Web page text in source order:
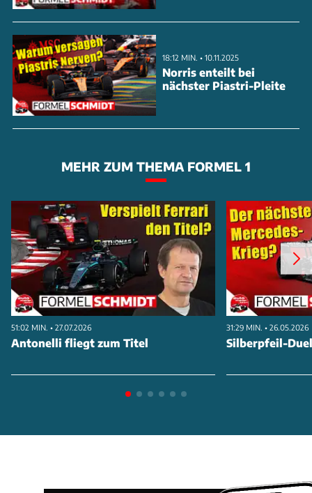
18:12 MIN. • 10.11.2025
Norris enteilt bei
nächster Piastri-Pleite
MEHR ZUM THEMA FORMEL 1
51:02 MIN. • 27.07.2026
Antonelli fliegt zum Titel
31:29 MIN. • 26.05.2026
Silberpfeil-